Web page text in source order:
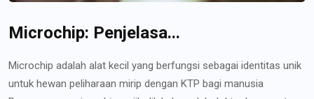
Microchip: Penjelasa...
Microchip adalah alat kecil yang berfungsi sebagai identitas unik
untuk hewan peliharaan mirip dengan KTP bagi manusia